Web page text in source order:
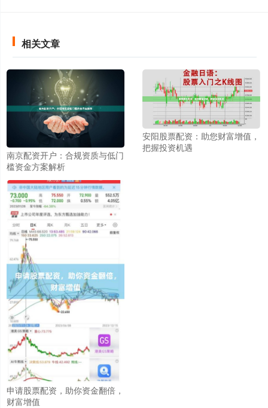
相关文章
南京配资开户：合规资质与低门
槛资金方案解析
安阳股票配资：助您财富增值，
把握投资机遇
申请股票配资，助你资金翻倍，
财富增值